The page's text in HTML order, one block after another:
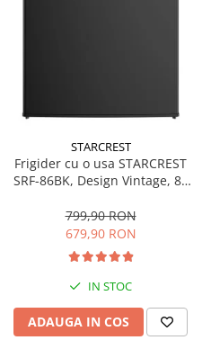
STARCREST
Frigider cu o usa STARCREST
SRF-86BK, Design Vintage, 85
interioara, H 84 cm, Negru
799,90 RON
679,90 RON
IN STOC
ADAUGA IN COS